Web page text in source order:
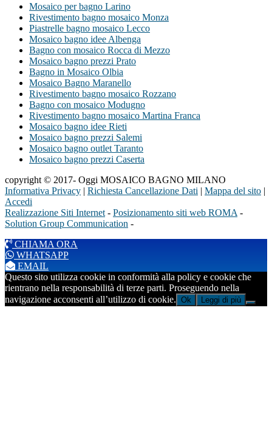
Mosaico per bagno Larino
Rivestimento bagno mosaico Monza
Piastrelle bagno mosaico Lecco
Mosaico bagno idee Albenga
Bagno con mosaico Rocca di Mezzo
Mosaico bagno prezzi Prato
Bagno in Mosaico Olbia
Mosaico Bagno Maranello
Rivestimento bagno mosaico Rozzano
Bagno con mosaico Modugno
Rivestimento bagno mosaico Martina Franca
Mosaico bagno idee Rieti
Mosaico bagno prezzi Salemi
Mosaico bagno outlet Taranto
Mosaico bagno prezzi Caserta
copyright © 2017- Oggi MOSAICO BAGNO MILANO
Informativa Privacy | Richiesta Cancellazione Dati | Mappa del sito |
Accedi
Realizzazione Siti Internet - Posizionamento siti web ROMA -
Solution Group Communication -
CHIAMA ORA
WHATSAPP
EMAIL
Questo sito utilizza cookie in conformità alla policy e cookie che
rientrano nella responsabilità di terze parti. Proseguendo nella
navigazione acconsenti all’utilizzo di cookie. Ok Leggi di più